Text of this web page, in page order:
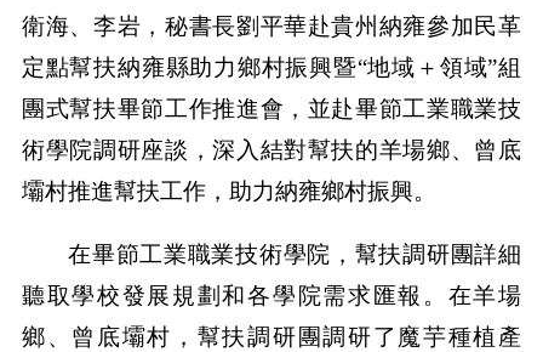
衛海、李岩，秘書長劉平華赴貴州納雍參加民革
定點幫扶納雍縣助力鄉村振興暨“地域＋領域”組
團式幫扶畢節工作推進會，並赴畢節工業職業技
術學院調研座談，深入結對幫扶的羊場鄉、曾底
壩村推進幫扶工作，助力納雍鄉村振興。
在畢節工業職業技術學院，幫扶調研團詳細
聽取學校發展規劃和各學院需求匯報。在羊場
鄉、曾底壩村，幫扶調研團調研了魔芋種植產